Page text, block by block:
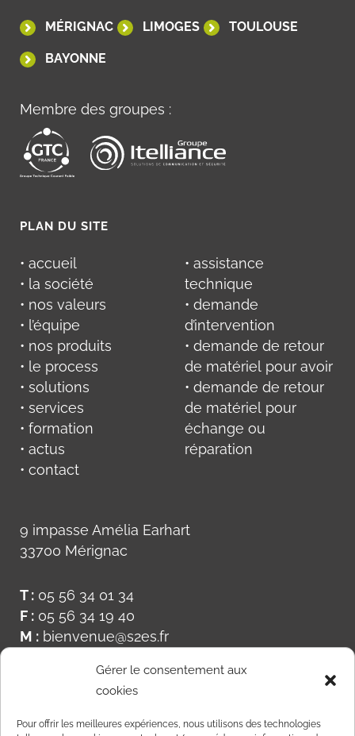
Gérer le consentement aux
cookies
Pour offrir les meilleures expériences, nous utilisons des technologies
MÉRIGNAC LIMOGES TOULOUSE
BAYONNE
Membre des groupes :
PLAN DU SITE
• accueil
• la société
• nos valeurs
• l’équipe
• nos produits
• le process
• solutions
• services
• formation
• actus
• contact
• assistance
technique
• demande
d’intervention
• demande de retour
de matériel pour avoir
• demande de retour
de matériel pour
échange ou
réparation
9 impasse Amélia Earhart
33700 Mérignac
T : 05 56 34 01 34
F : 05 56 34 19 40
M : bienvenue@s2es.fr